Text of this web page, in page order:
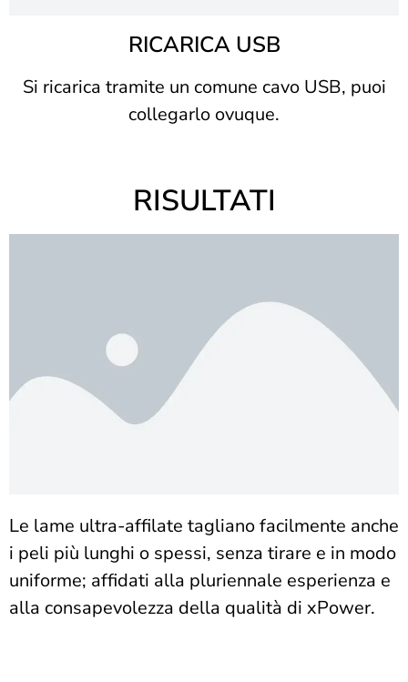
RICARICA USB
Si ricarica tramite un comune cavo USB, puoi
collegarlo ovuque.
RISULTATI
Le lame ultra-affilate tagliano facilmente anche
i peli più lunghi o spessi, senza tirare e in modo
uniforme; affidati alla pluriennale esperienza e
alla consapevolezza della qualità di xPower.